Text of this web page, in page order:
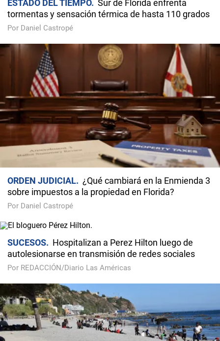
ESTADO DEL TIEMPO
Sur de Florida enfrenta
tormentas y sensación térmica de hasta 110 grados
Por Daniel Castropé
ORDEN JUDICIAL
¿Qué cambiará en la Enmienda 3
sobre impuestos a la propiedad en Florida?
Por Daniel Castropé
SUCESOS
Hospitalizan a Perez Hilton luego de
autolesionarse en transmisión de redes sociales
Por REDACCIÓN/Diario Las Américas